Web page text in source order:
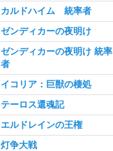
カルドハイム 統率者
ゼンディカーの夜明け
ゼンディカーの夜明け 統率
者
イコリア：巨獣の棲処
テーロス還魂記
エルドレインの王権
灯争大戦